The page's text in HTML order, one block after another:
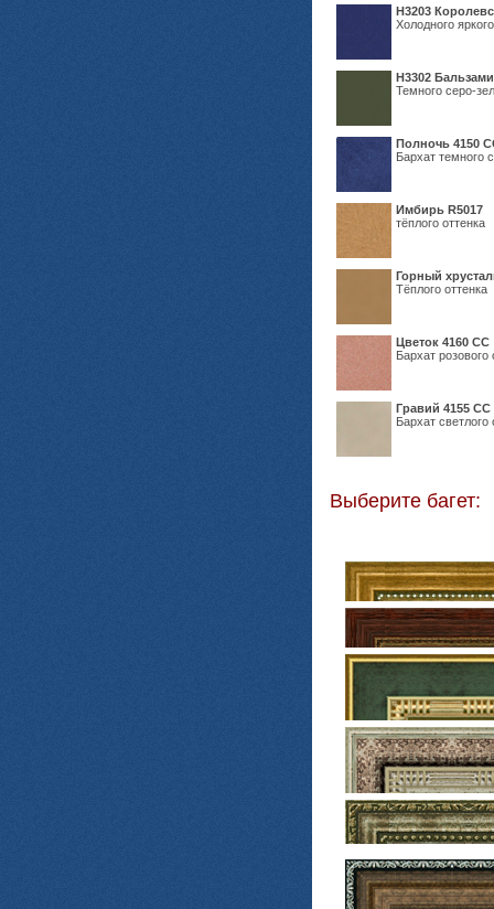
Н3203
Холодного
Н3302
Темного серо-
Полночь 4150
Бархат темного
Имбирь R5017
тёплого оттенка
Горный
Тёплого оттенка
Цветок 4160 СС
Бархат розового
Гравий 4155 СС
Бархат светлого
Выберите багет: